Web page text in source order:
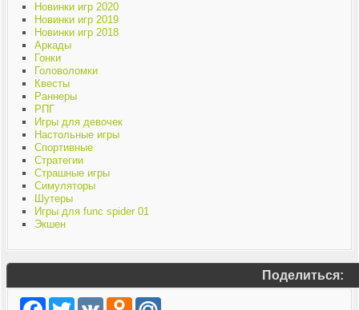
Новинки игр 2020
Новинки игр 2019
Новинки игр 2018
Аркады
Гонки
Головоломки
Квесты
Раннеры
РПГ
Игры для девочек
Настольные игры
Спортивные
Стратегии
Страшные игры
Симуляторы
Шутеры
Игры для func spider 01
Экшен
Поделиться:
Facebook
TwitterVK Odnoklassniki
Mail.Ru